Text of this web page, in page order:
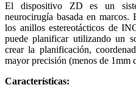
El dispositivo ZD es un
neurocirugía basada en
los anillos estereotácticos de
puede planificar utilizando un
crear la planificación,
mayor precisión (menos de 1mm
Características: